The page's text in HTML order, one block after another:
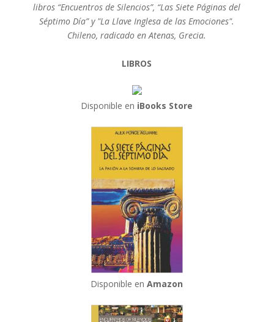
libros “Encuentros de Silencios”, “Las Siete Páginas del
Séptimo Día” y "La Llave Inglesa de las Emociones".
Chileno, radicado en Atenas, Grecia.
LIBROS
Disponible en iBooks Store
Disponible enAmazon